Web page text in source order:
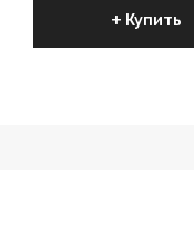
Купить